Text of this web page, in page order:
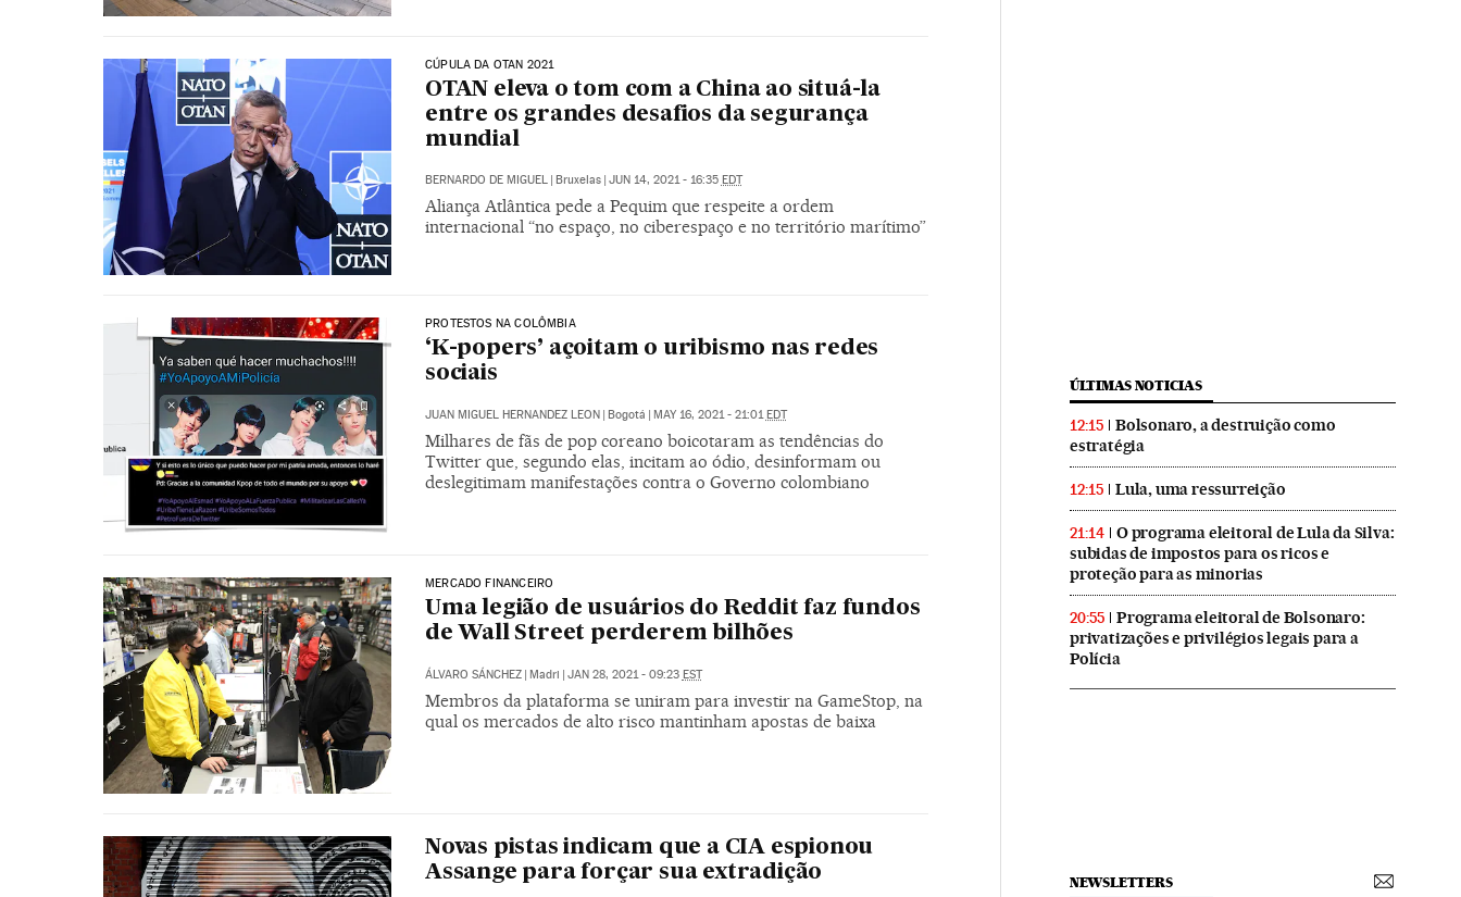
CÚPULA DA OTAN 2021
OTAN eleva o tom com a China ao situá-la
entre os grandes desafios da segurança
mundial
BERNARDO DE MIGUEL Bruxelas JUN 14, 2021 - 16:35 EDT
Aliança Atlântica pede a Pequim que respeite a ordem
internacional “no espaço, no ciberespaço e no território marítimo”
PROTESTOS NA COLÔMBIA
‘K-popers’ açoitam o uribismo nas redes
sociais
JUAN MIGUEL HERNANDEZ LEON Bogotá MAY 16, 2021 - 21:01 EDT
Milhares de fãs de pop coreano boicotaram as tendências do
Twitter que, segundo elas, incitam ao ódio, desinformam ou
deslegitimam manifestações contra o Governo colombiano
MERCADO FINANCEIRO
Uma legião de usuários do Reddit faz fundos
de Wall Street perderem bilhões
ÁLVARO SÁNCHEZ Madri JAN 28, 2021 - 09:23 EST
Membros da plataforma se uniram para investir na GameStop, na
qual os mercados de alto risco mantinham apostas de baixa
Novas pistas indicam que a CIA espionou
Assange para forçar sua extradição
ÚLTIMAS NOTICIAS
12:15
Bolsonaro, a destruição como
estratégia
12:15 Lula, uma ressurreição
21:14
O programa eleitoral de Lula da Silva:
subidas de impostos para os ricos e
proteção para as minorias
20:55
Programa eleitoral de Bolsonaro:
privatizações e privilégios legais para a
Polícia
NEWSLETTERS